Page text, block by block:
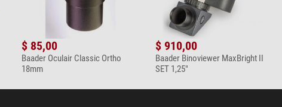
$ 85,00
Baader Oculair Classic Ortho
18mm
$ 910,00
Baader Binoviewer MaxBright II
SET 1,25"